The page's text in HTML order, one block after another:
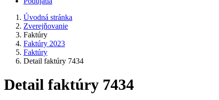
Úvodná stránka
Zverejňovanie
Faktúry
Faktúry 2023
Faktúry
Detail faktúry 7434
Detail faktúry 7434